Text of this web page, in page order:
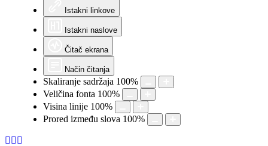
Istakni linkove
Istakni naslove
Čitač ekrana
Način čitanja
Skaliranje sadržaja 100%
Veličina fonta 100%
Visina linije 100%
Prored između slova 100%